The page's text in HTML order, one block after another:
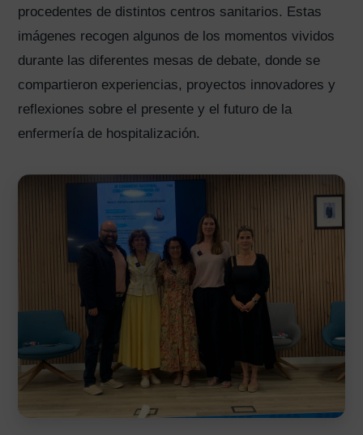
procedentes de distintos centros sanitarios. Estas
imágenes recogen algunos de los momentos vividos
durante las diferentes mesas de debate, donde se
compartieron experiencias, proyectos innovadores y
reflexiones sobre el presente y el futuro de la
enfermería de hospitalización.